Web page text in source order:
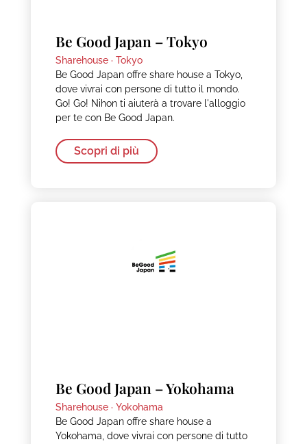
Be Good Japan – Tokyo
Sharehouse · Tokyo
Be Good Japan offre share house a Tokyo,
dove vivrai con persone di tutto il mondo.
Go! Go! Nihon ti aiuterà a trovare l'alloggio
per te con Be Good Japan.
Scopri di più
Be Good Japan – Yokohama
Sharehouse · Yokohama
Be Good Japan offre share house a
Yokohama, dove vivrai con persone di tutto